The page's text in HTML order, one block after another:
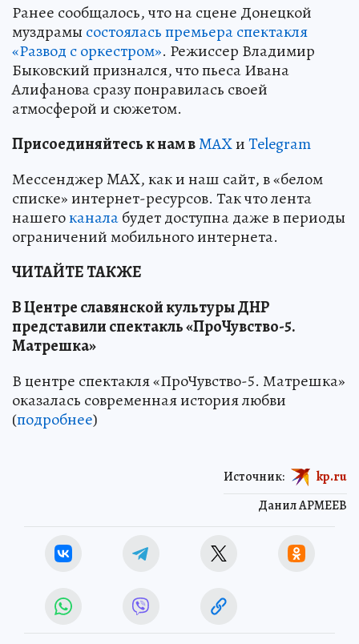
Ранее сообщалось, что на сцене Донецкой
муздрамы состоялась премьера спектакля
«Развод с оркестром». Режиссер Владимир
Быковский признался, что пьеса Ивана
Алифанова сразу понравилась своей
атмосферой и сюжетом.
Присоединяйтесь к нам вMAXиTelegram
Мессенджер MAX, как и наш сайт, в «белом
списке» интернет-ресурсов. Так что лента
нашегоканалабудет доступна даже в периоды
ограничений мобильного интернета.
ЧИТАЙТЕ ТАКЖЕ
В Центре славянской культуры ДНР
представили спектакль «ПроЧувство-5.
Матрешка»
В центре спектакля «ПроЧувство-5. Матрешка»
оказалась современная история любви
(подробнее)
Данил АРМЕЕВ
Источник: kp.ru